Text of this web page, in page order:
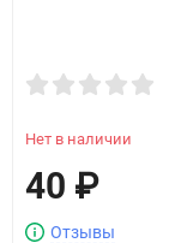
Нет в наличии
40 ₽
Отзывы